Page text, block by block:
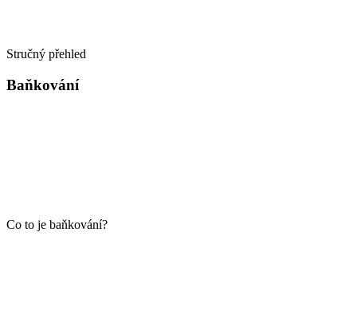
Stručný přehled
Baňkování
Co to je baňkování?